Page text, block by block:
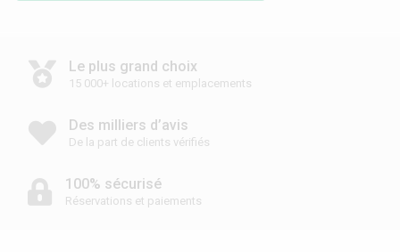
Le plus grand choix
15 000+ locations et emplacements
Des milliers d’avis
De la part de clients vérifiés
100% sécurisé
Réservations et paiements